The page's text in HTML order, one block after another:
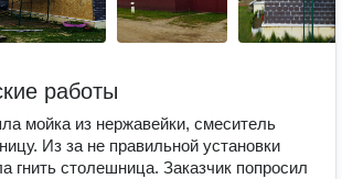
работы
мойка из нержавейки, смеситель
Из за не правильной установки
гнить столешница. Заказчик попросил